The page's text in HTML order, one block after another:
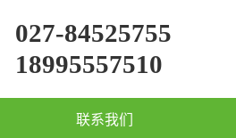
027-84525755
18995557510
联系我们